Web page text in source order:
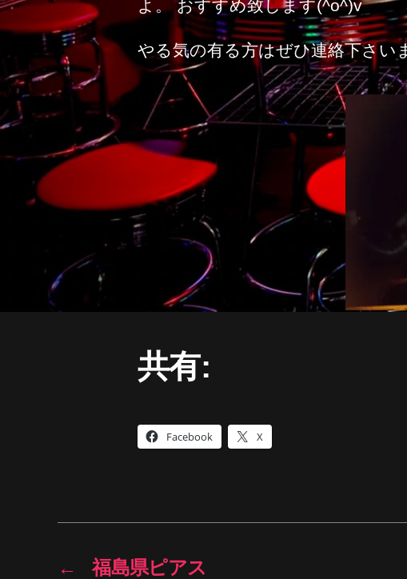
よ。 おすすめ致します(^o^)v
やる気の有る方はぜひ連絡下さい
共有:
Facebook X
← 福島県ピアス